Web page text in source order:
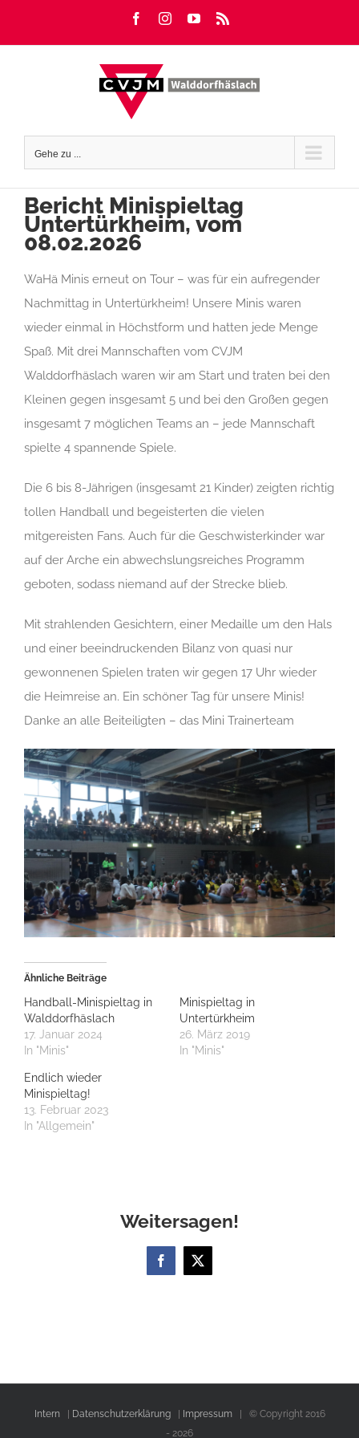
FacebookInstagramYouTube
Gehe zu ...
Bericht Minispieltag
Untertürkheim, vom
08.02.2026
WaHä Minis erneut on Tour – was für ein aufregender
Nachmittag in Untertürkheim! Unsere Minis waren
wieder einmal in Höchstform und hatten jede Menge
Spaß. Mit drei Mannschaften vom CVJM
Walddorfhäslach waren wir am Start und traten bei den
Kleinen gegen insgesamt 5 und bei den Großen gegen
insgesamt 7 möglichen Teams an – jede Mannschaft
spielte 4 spannende Spiele.
Die 6 bis 8-Jährigen (insgesamt 21 Kinder) zeigten richtig
tollen Handball und begeisterten die vielen
mitgereisten Fans. Auch für die Geschwisterkinder war
auf der Arche ein abwechslungsreiches Programm
geboten, sodass niemand auf der Strecke blieb.
Mit strahlenden Gesichtern, einer Medaille um den Hals
und einer beeindruckenden Bilanz von quasi nur
gewonnenen Spielen traten wir gegen 17 Uhr wieder
die Heimreise an. Ein schöner Tag für unsere Minis!
Danke an alle Beiteiligten – das Mini Trainerteam
Ähnliche Beiträge
Handball-Minispieltag in
Walddorfhäslach
17. Januar 2024
In "Minis"
Minispieltag in
Untertürkheim
26. März 2019
In "Minis"
Endlich wieder
Minispieltag!
13. Februar 2023
In "Allgemein"
Weitersagen!
Facebook
X
Intern Datenschutzerklärung| Impressum| © Copyright 2016
- 2026